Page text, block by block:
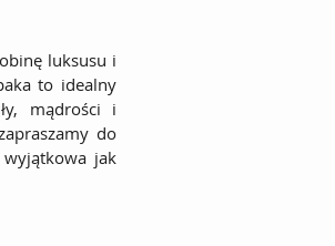
luksusu i
to idealny
mądrości i
do
jak